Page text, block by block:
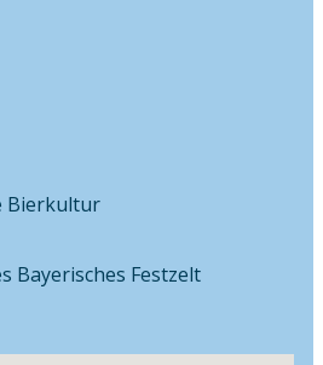
Bierkultur
Festzelt